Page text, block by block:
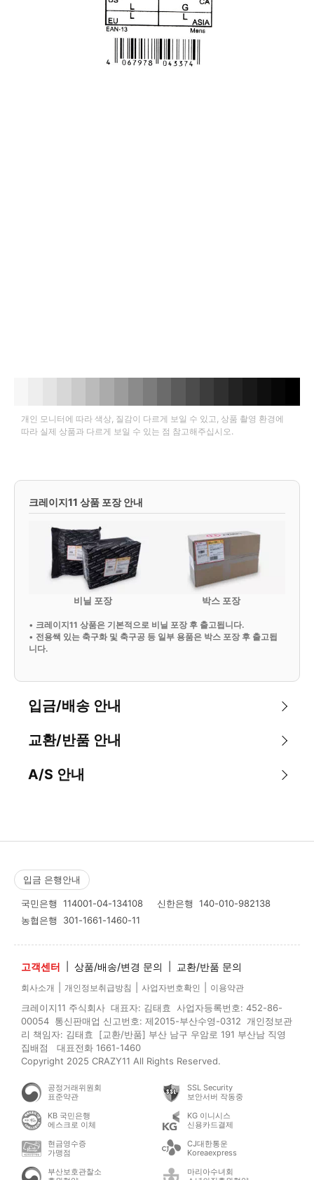
개인 모니터에 따라 색상, 질감이 다르게 보일 수 있고, 상품 촬영 환경에
따라 실제 상품과 다르게 보일 수 있는 점 참고해주십시오.
크레이지11 상품 포장 안내
비닐 포장 박스 포장
• 크레이지11 상품은 기본적으로 비닐 포장 후 출고됩니다.
• 전용쌕 있는 축구화 및 축구공 등 일부 용품은 박스 포장 후 출고됩
니다.
입금/배송 안내
교환/반품 안내
A/S 안내
입금 은행안내
국민은행 114001-04-134108 신한은행 140-010-982138
농협은행 301-1661-1460-11
고객센터 상품/배송/변경 문의 교환/반품 문의
회사소개 개인정보취급방침 사업자번호확인 이용약관
크레이지11 주식회사 대표자: 김태효 사업자등록번호: 452-86-
00054 통신판매업 신고번호: 제2015-부산수영-0312 개인정보관
리 책임자: 김태효 [교환/반품] 부산 남구 우암로 191 부산남 직영
집배점 대표전화 1661-1460
Copyright 2025 CRAZY11 All Rights Reserved.
공정거래위원회
표준약관
SSL Security
보안서버 작동중
KB 국민은행
에스크로 이체
KG 이니시스
신용카드결제
현금영수증
가맹점
CJ대한통운
Koreaexpress
부산보호관찰소
마리아수녀회